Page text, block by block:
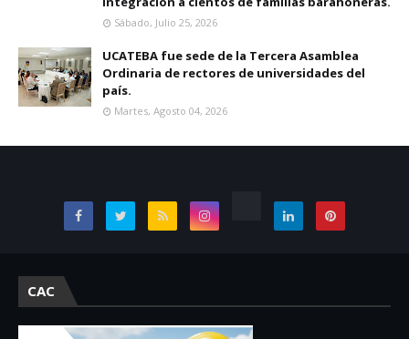
Sábado, Julio 25, 2026
UCATEBA fue sede de la Tercera Asamblea
Ordinaria de rectores de universidades del
país.
Martes, Agosto 04, 2026
CAC